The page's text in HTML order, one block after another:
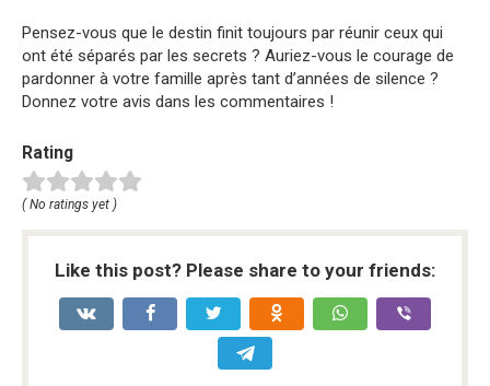
Pensez-vous que le destin finit toujours par réunir ceux qui
ont été séparés par les secrets ? Auriez-vous le courage de
pardonner à votre famille après tant d’années de silence ?
Donnez votre avis dans les commentaires !
Rating
( No ratings yet )
Like this post? Please share to your friends: